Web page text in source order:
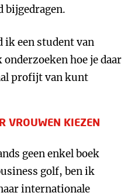
bijgedragen.
ik een student van
hoe je daar
profijt van kunt
VROUWEN KIEZEN
geen enkel boek
golf, ben ik
internationale